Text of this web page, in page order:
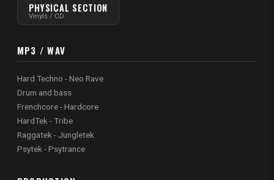
PHYSICAL SECTION
Vinyls / CD
MP3 / WAV
Hard Techno - Neo Rave
Drum and bass
Frenchcore - Hardcore
HardTek - Tribe
Raggatek - Jungletek
Psytek - Psytrance